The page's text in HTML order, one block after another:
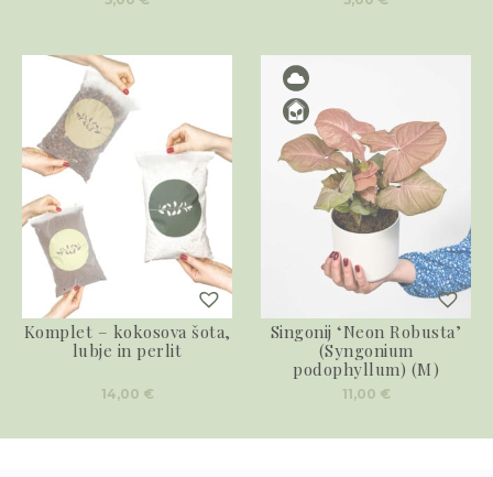
Komplet – kokosova šota,
lubje in perlit
14,00 €
Singonij ‘Neon Robusta’
(Syngonium
podophyllum) (M)
11,00 €